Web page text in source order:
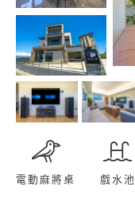
電動麻將桌 戲水池